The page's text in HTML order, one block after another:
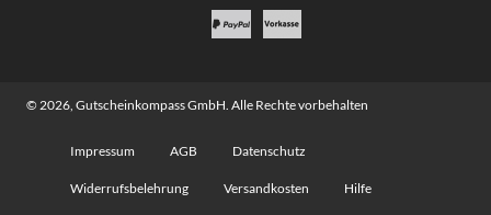
© 2026, Gutscheinkompass GmbH . Alle Rechte vorbehalten
Impressum AGB Datenschutz
Widerrufsbelehrung Versandkosten Hilfe